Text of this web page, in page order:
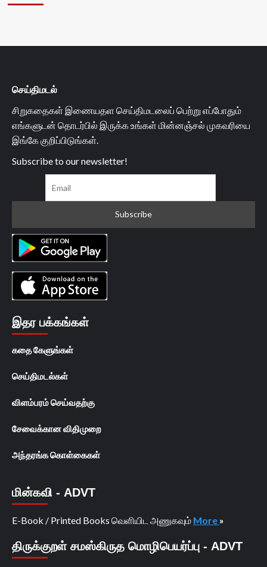
செய்திமடல்
சிறுகதைகள் இணையதள செய்திமடலைப் பெற்று எப்போதும்
எங்களுடன் தொடர்பில் இருக்க உங்கள் மின்னஞ்சல் முகவரியை
இங்கே குறிப்பிடுங்கள்.
Subscribe to our newsletter!
இதர பக்கங்கள்
கதை கேளுங்கள்
செய்திமடல்கள்
விளம்பரம் செய்வதற்கு
சேவைக்கான விதிமுறை
அந்தரங்க கொள்கைகள்
மின்கவி - ADVT
E-Book / Printed Books வெளியிட அணுகவும் More »
திருக்குறள் சமஸ்கிருத மொழிபெயர்ப்பு - ADVT